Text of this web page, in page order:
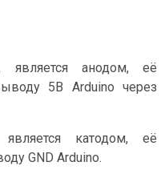
является анодом, её
5В Arduino через
катодом, её
GND Arduino.